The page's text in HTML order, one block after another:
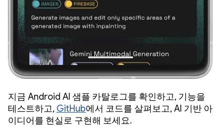
지금 Android AI 샘플 카탈로그를 확인하고, 기능을
테스트하고, GitHub에서 코드를 살펴보고, AI 기반 아
이디어를 현실로 구현해 보세요.